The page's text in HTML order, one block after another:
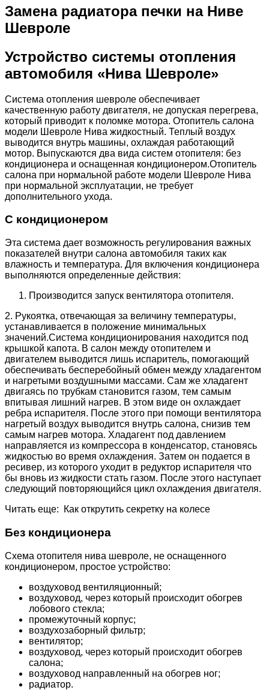
Замена радиатора печки на Ниве
Шевроле
Устройство системы отопления
автомобиля «Нива Шевроле»
Система отопления шевроле обеспечивает
качественную работу двигателя, не допуская перегрева,
который приводит к поломке мотора. Отопитель салона
модели Шевроле Нива жидкостный. Теплый воздух
выводится внутрь машины, охлаждая работающий
мотор. Выпускаются два вида систем отопителя: без
кондиционера и оснащенная кондиционером.Отопитель
салона при нормальной работе модели Шевроле Нива
при нормальной эксплуатации, не требует
дополнительного ухода.
С кондиционером
Эта система дает возможность регулирования важных
показателей внутри салона автомобиля таких как
влажность и температура. Для включения кондиционера
выполняются определенные действия:
Производится запуск вентилятора отопителя.
2. Рукоятка, отвечающая за величину температуры,
устанавливается в положение минимальных
значений.Система кондиционирования находится под
крышкой капота. В салон между отопителем и
двигателем выводится лишь испаритель, помогающий
обеспечивать бесперебойный обмен между хладагентом
и нагретыми воздушными массами. Сам же хладагент
двигаясь по трубкам становится газом, тем самым
впитывая лишний нагрев. В этом виде он охлаждает
ребра испарителя. После этого при помощи вентилятора
нагретый воздух выводится внутрь салона, снизив тем
самым нагрев мотора. Хладагент под давлением
направляется из компрессора в конденсатор, становясь
жидкостью во время охлаждения. Затем он подается в
ресивер, из которого уходит в редуктор испарителя что
бы вновь из жидкости стать газом. После этого наступает
следующий повторяющийся цикл охлаждения двигателя.
Читать еще: Как открутить секретку на колесе
Без кондиционера
Схема отопителя нива шевроле, не оснащенного
кондиционером, простое устройство:
воздуховод вентиляционный;
воздуховод, через который происходит обогрев
лобового стекла;
промежуточный корпус;
воздухозаборный фильтр;
вентилятор;
воздуховод, через который происходит обогрев
салона;
воздуховод направленный на обогрев ног;
радиатор.